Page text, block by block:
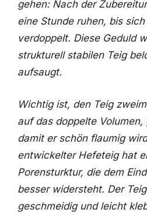
gehen: Nach der
eine Stunde ruhen, bis
verdoppelt. Diese Geduld
strukturell stabilen Teig
aufsaugt.
Wichtig ist, den Teig
auf das doppelte Volumen,
damit er schön flaumig
entwickelter Hefeteig hat
Porensturktur, die dem
besser widersteht. Der
geschmeidig und leicht